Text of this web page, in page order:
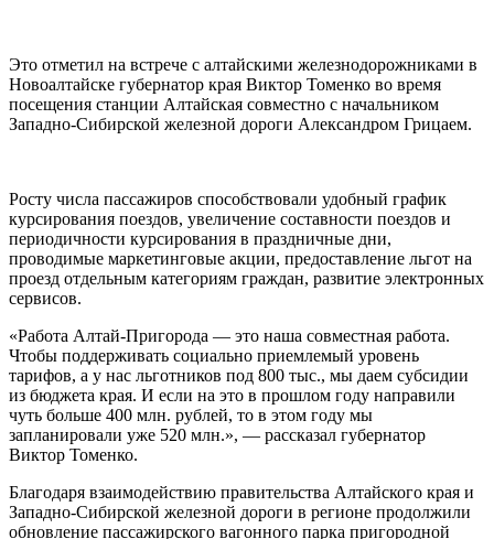
Это отметил на встрече с алтайскими железнодорожниками в
Новоалтайске губернатор края Виктор Томенко во время
посещения станции Алтайская совместно с начальником
Западно-Сибирской железной дороги Александром Грицаем.
Росту числа пассажиров способствовали удобный график
курсирования поездов, увеличение составности поездов и
периодичности курсирования в праздничные дни,
проводимые маркетинговые акции, предоставление льгот на
проезд отдельным категориям граждан, развитие электронных
сервисов.
«Работа Алтай-Пригорода — это наша совместная работа.
Чтобы поддерживать социально приемлемый уровень
тарифов, а у нас льготников под 800 тыс., мы даем субсидии
из бюджета края. И если на это в прошлом году направили
чуть больше 400 млн. рублей, то в этом году мы
запланировали уже 520 млн.», — рассказал губернатор
Виктор Томенко.
Благодаря взаимодействию правительства Алтайского края и
Западно-Сибирской железной дороги в регионе продолжили
обновление пассажирского вагонного парка пригородной